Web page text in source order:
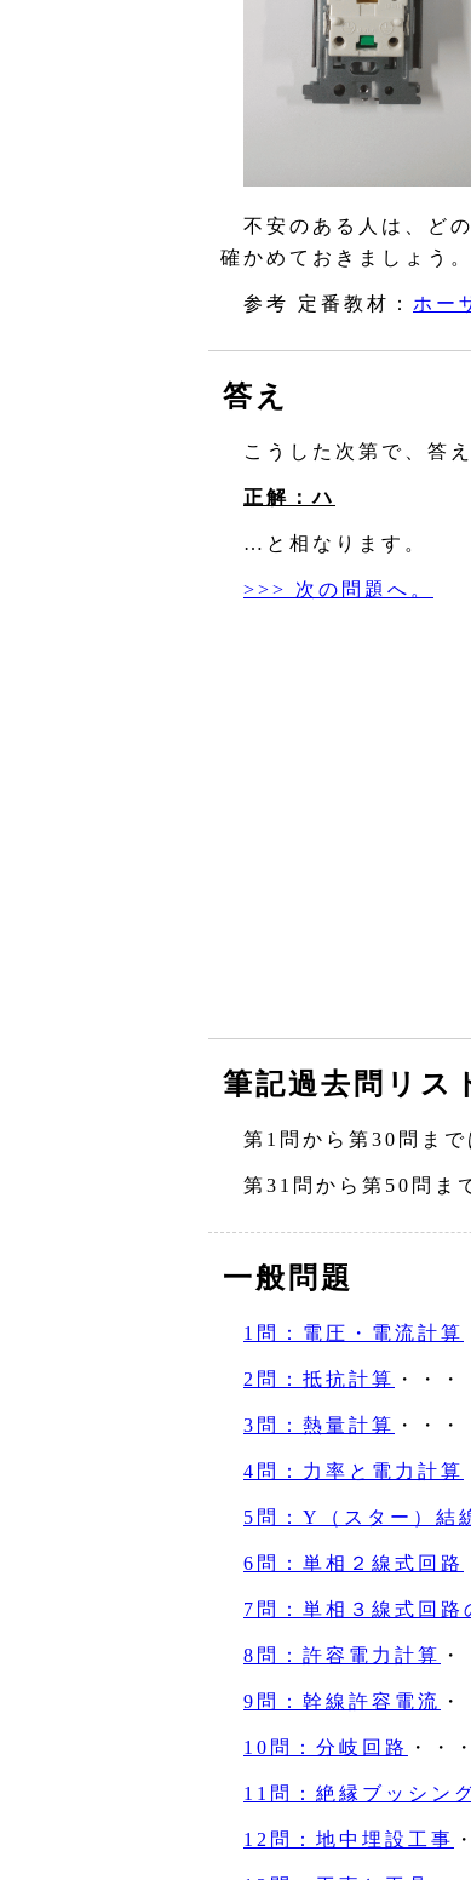
不安のある人は、ど
確かめておきましょう。
参考 定番教材： ホー
答え
こうした次第で、答
正解：ハ
…と相なります。
>>> 次の問題へ。
筆記過去問リス
第1問から第30問まで
第31問から第50問ま
一般問題
1問：電圧・電流計算
2問：抵抗計算 ・・・
3問：熱量計算 ・・・
4問：力率と電力計算
5問：Y（スター）結
6問：単相２線式回路
7問：単相３線式回路
8問：許容電力計算
9問：幹線許容電流
10問：分岐回路 ・・
11問：絶縁ブッシン
12問：地中埋設工事